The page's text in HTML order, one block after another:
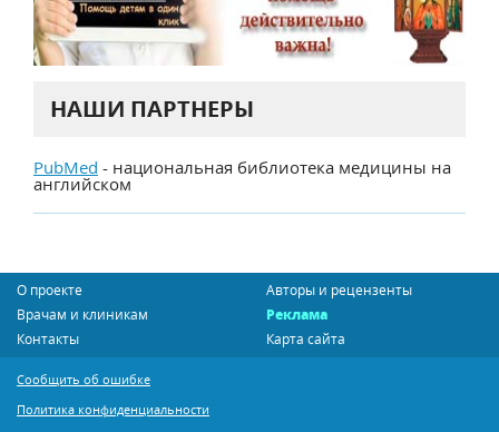
НАШИ ПАРТНЕРЫ
PubMed - национальная библиотека медицины на
английском
О проекте
Авторы и рецензенты
Врачам и клиникам
Реклама
Контакты
Карта сайта
Сообщить об ошибке
Политика конфиденциальности